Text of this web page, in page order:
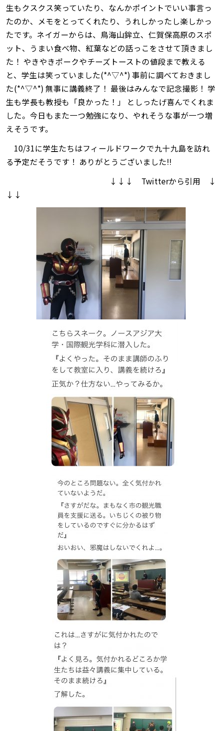
生もクスクス笑っていたり、なんかポイントでいい事言っ
たのか、メモをとってくれたり、うれしかったし楽しかっ
たです。ネイガーからは、鳥海山鉾立、仁賀保高原のスポ
ット、うまい食べ物、紅葉などの話っこをさせて頂きまし
た！ やきやきポークやチーズトーストの値段まで教える
と、学生は笑っていました(*^▽^*) 事前に調べておきまし
た(*^▽^*) 無事に講義終了！ 最後はみんなで記念撮影！ 学
生も学長も教授も「良かった！」 としったげ喜んでくれま
した。今日もまた一つ勉強になり、やれそうな事が一つ増
えそうです。
10/31に学生たちはフィールドワークで九十九島を訪れ
る予定だそうです！ ありがとうございました‼
↓↓↓ Twitterから引用 ↓
↓↓